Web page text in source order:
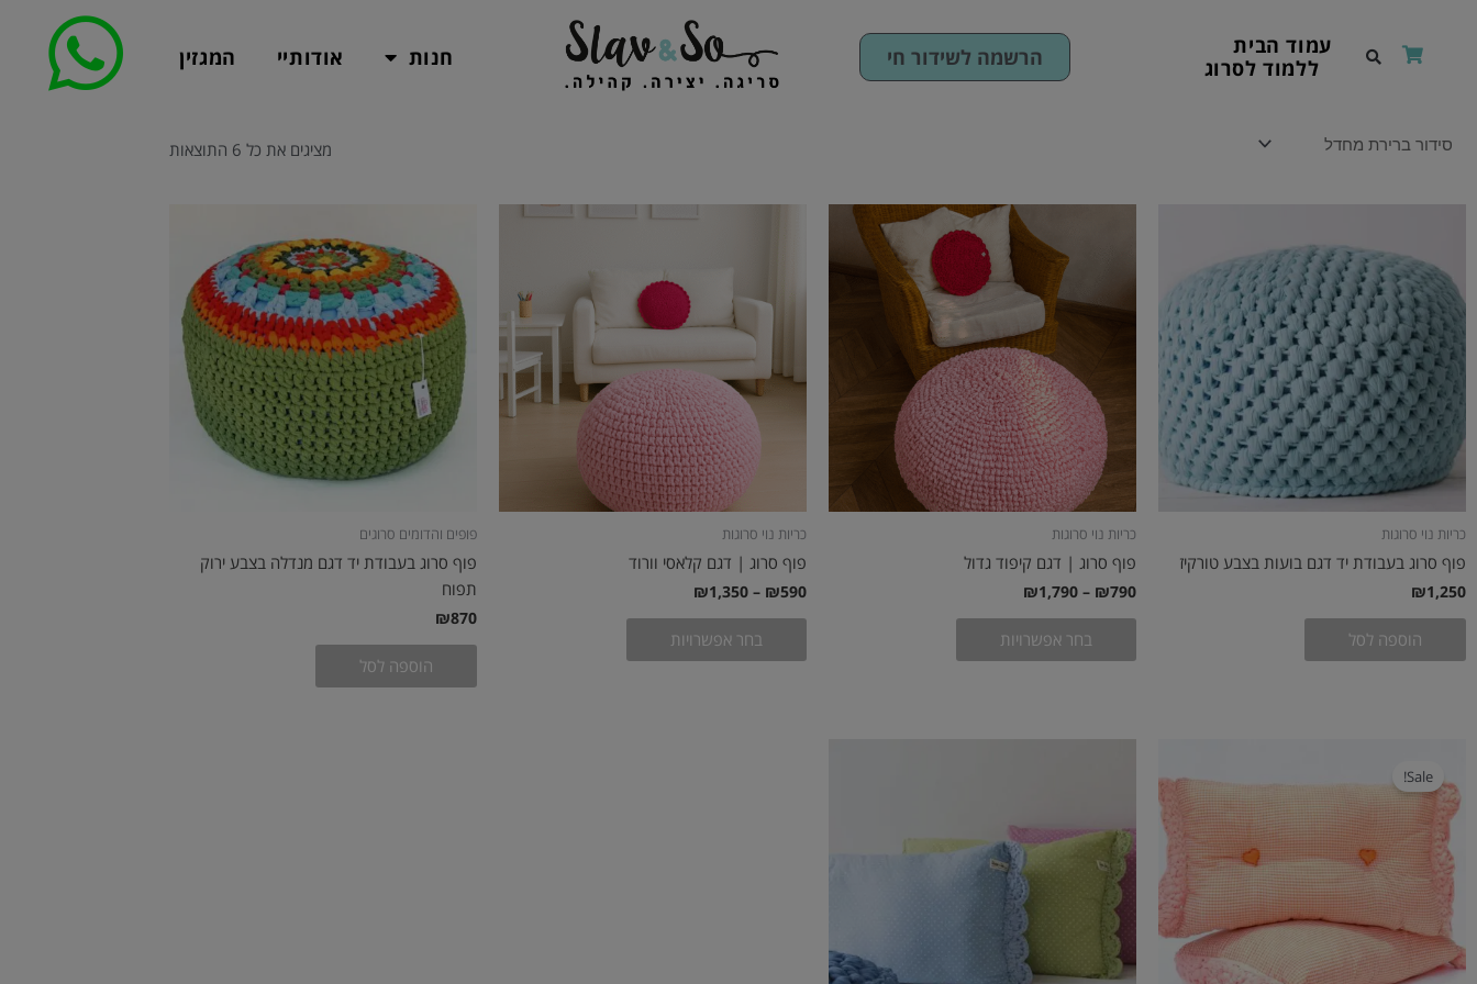
עמוד הבית
ללמוד לסרוג
הרשמה לשידור חי חנות אודותיי המגזין
מציגים את כל ⁦6⁩ התוצאות
כריות נוי סרוגות
פוף סרוג בעבודת יד דגם בועות בצבע טורקיז
₪1,250
הוספה לסל
כריות נוי סרוגות
פוף סרוג | דגם קיפוד גדול
₪790
–
₪1,790
טווח
מחירים:
עד
בחר אפשרויות
למוצר
זה
יש
מספר
סוגים.
ניתן
לבחור
את
האפשרויות
בעמוד
המוצר
כריות נוי סרוגות
פוף סרוג | דגם קלאסי וורוד
₪590
–
₪1,350
בחר אפשרויות
למוצר
מספר
סוגים.
לבחור
את
האפשרויות
בעמוד
המוצר
פופים והדומים סרוגים
פוף סרוג בעבודת יד דגם מנדלה בצבע ירוק
תפוח
₪870
הוספה לסל
Sale!
היה:
₪360.
הוא:
₪199.